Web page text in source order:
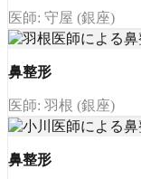
医師: 守屋 (銀座)
鼻整形
医師: 羽根 (銀座)
鼻整形